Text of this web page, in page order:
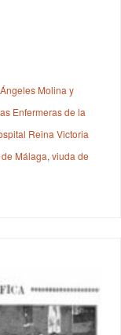
Ángeles Molina y
Enfermeras de la
Reina Victoria
Málaga,viuda de